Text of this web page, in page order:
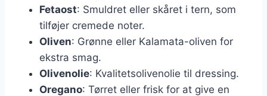
Fetaost: Smuldret eller skåret i tern, som
tilføjer cremede noter.
Oliven: Grønne eller Kalamata-oliven for
ekstra smag.
Olivenolie: Kvalitetsolivenolie til dressing.
Oregano: Tørret eller frisk for at give en